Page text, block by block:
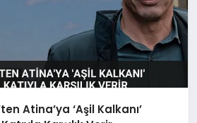
Atina’ya ‘Aşil Kalkanı’